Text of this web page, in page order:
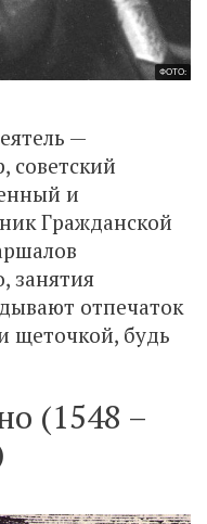
ФОТО:
—
советский
и
Гражданской
занятия
отпечаток
щеточкой, будь
(1548 –